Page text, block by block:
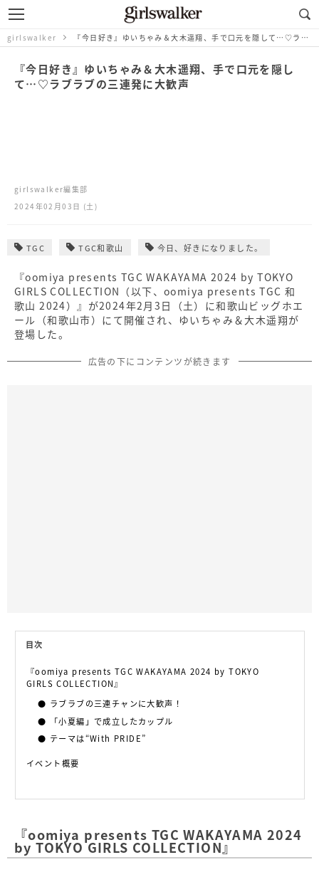
girlswalker 『今日好き』ゆいちゃみ＆大木遥翔、手で口元を隠して…♡ラブラブの三連発に大歓声
『今日好き』ゆいちゃみ＆大木遥翔、手で口元を隠し
て…♡ラブラブの三連発に大歓声
girlswalker編集部
2024年02月03日 (土)
TGC TGC和歌山 今日、好きになりました。
『oomiya presents TGC WAKAYAMA 2024 by TOKYO
GIRLS COLLECTION（以下、oomiya presents TGC 和
歌山 2024）』が2024年2月3日（土）に和歌山ビッグホエ
ール（和歌山市）にて開催され、ゆいちゃみ＆大木遥翔が
登場した。
広告の下にコンテンツが続きます
目次
『oomiya presents TGC WAKAYAMA 2024 by TOKYO
GIRLS COLLECTION』
ラブラブの三連チャンに大歓声！
「小夏編」で成立したカップル
テーマは“With PRIDE”
イベント概要
『oomiya presents TGC WAKAYAMA 2024
by TOKYO GIRLS COLLECTION』